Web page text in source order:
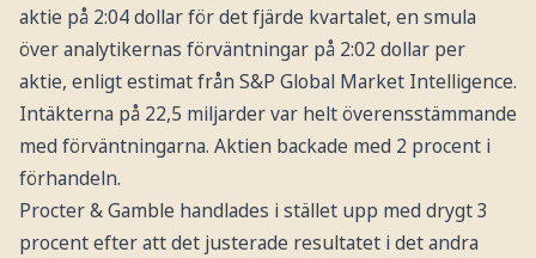
aktie på 2:04 dollar för det fjärde kvartalet, en smula
över analytikernas förväntningar på 2:02 dollar per
aktie, enligt estimat från S&P Global Market Intelligence.
Intäkterna på 22,5 miljarder var helt överensstämmande
med förväntningarna. Aktien backade med 2 procent i
förhandeln.
Procter & Gamble handlades i stället upp med drygt 3
procent efter att det justerade resultatet i det andra